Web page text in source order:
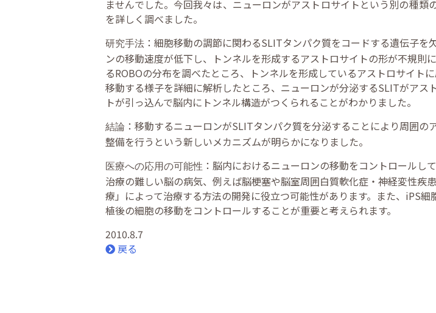
ませんでした。今回我々は、ニューロンがアストロサイトという別の種
を詳しく調べました。
研究手法 ：細胞移動の調節に関わるSLITタンパク質をコードする遺伝子
ンの移動速度が低下し、トンネルを形成するアストロサイトの形が不規
るROBOの分布を調べたところ、トンネルを形成しているアストロサイト
移動する様子を詳細に解析したところ、ニューロンが分泌するSLITがア
トが引っ込んで脳内にトンネル構造がつくられることがわかりました。
結論 ：移動するニューロンがSLITタンパク質を分泌することにより周囲
整備を行うという新しいメカニズムが明らかになりました。
医療への応用の可能性 ：脳内におけるニューロンの移動をコントロール
治療の難しい脳の病気、例えば脳梗塞や脳室周囲白質軟化症・神経変性疾
療」によって治療する方法の開発に役立つ可能性があります。また、iPS
植後の細胞の移動をコントロールすることが重要と考えられます。
2010.8.7
戻る